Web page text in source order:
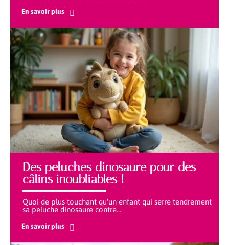
En savoir plus
Des peluches dinosaure pour des
câlins inoubliables !
Quoi de plus touchant qu'un enfant qui serre tendrement
sa peluche dinosaure contre…
En savoir plus